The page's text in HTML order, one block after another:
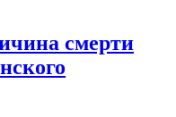
смерти